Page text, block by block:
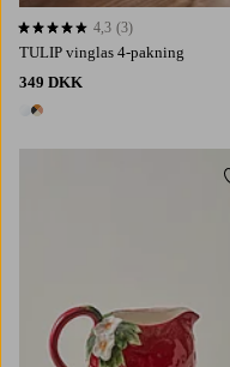
TULIP vinglas 4-pakning
349 DKK
2 farver
4,3 baseret på 3 bedømmelser
4,3 (3)